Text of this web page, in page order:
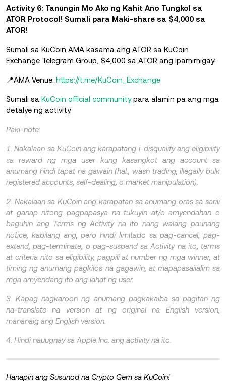
Activity 6: Tanungin Mo Ako ng Kahit Ano Tungkol sa
ATOR Protocol! Sumali para Maki-share sa $4,000 sa
ATOR!
Sumali sa KuCoin AMA kasama ang ATOR sa KuCoin
Exchange Telegram Group, $4,000 sa ATOR ang Ipamimigay!
📍AMA Venue: https://t.me/KuCoin_Exchange
Sumali sa KuCoin official communitypara alamin pa ang mga
detalye ng activity.
Paki-note:
1. Nakalaan sa KuCoin ang karapatang i-disqualify ang eligibility
sa reward ng mga user kung kasangkot ang account sa
anumang hindi tapat na gawain (hal., wash trading, illegally bulk
registered accounts, self-dealing, o market manipulation).
2. Nakalaan sa KuCoin ang karapatan sa anumang oras sa sarili
at ganap nitong pagpapasya na tukuyin at/o amyendahan o
baguhin ang Terms ng Activity na ito nang walang paunang
notice, kabilang ang, pero hindi limitado sa pag-cancel, pag-
extend, pag-terminate, o pag-suspend sa Activity na ito, terms
at criteria nito sa eligibility, pagpili at number ng mga winner, at
timing ng anumang pagkilos na gagawin, at mapapasailalim sa
mga amyendang ito ang lahat ng user.
3. Kapag nagkaroon ng anumang pagkakaiba sa pagitan ng
na-translate na version at ng original na English version,
mananaig ang English version.
4. Hindi nauugnay sa Apple Inc. ang activity na ito.
Hanapin ang Susunod na Crypto Gem sa KuCoin!